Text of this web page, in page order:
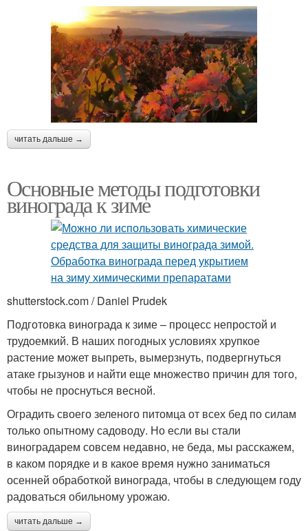
читать дальше →
Основные методы подготовки
винограда к зиме
shutterstock.com / Daniel Prudek
Подготовка винограда к зиме – процесс непростой и
трудоемкий. В наших погодных условиях хрупкое
растение может выпреть, вымерзнуть, подвергнуться
атаке грызунов и найти еще множество причин для того,
чтобы не проснуться весной.
Оградить своего зеленого питомца от всех бед по силам
только опытному садоводу. Но если вы стали
виноградарем совсем недавно, не беда, мы расскажем,
в каком порядке и в какое время нужно заниматься
осенней обработкой винограда, чтобы в следующем году
радоваться обильному урожаю.
читать дальше →